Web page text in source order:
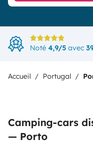
Noté 4,9/5 avec
Accueil Portugal
Camping-cars
— Porto